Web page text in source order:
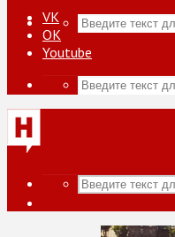
VK
ОК
Youtube